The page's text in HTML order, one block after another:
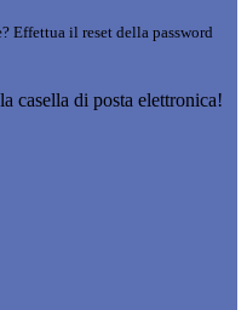
Effettua il reset della password
casella di posta elettronica!